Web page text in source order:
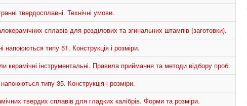
твердосплавні. Технічні умови.
сплавів для розділових та згинальних штампів (заготовки).
типу 51. Конструкція і розміри.
керамічні інструментальні. Правила приймання та методи відбору проб.
типу 35. Конструкція і розміри.
твердих сплавів для гладких калібрів. Форми та розміри.